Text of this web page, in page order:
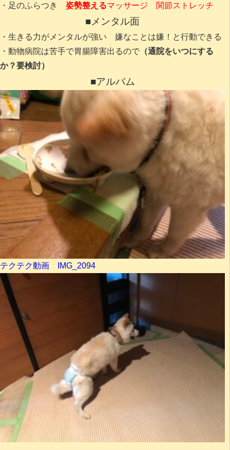
・足のふらつき
姿勢整えるマッサージ 関節ストレッチ
■メンタル面
・生きる力がメンタルが強い 嫌なことは嫌！と行動できる
・動物病院は苦手で胃腸障害出るので （通院をいつにする
か？要検討）
■アルバム
テクテク動画 IMG_2094